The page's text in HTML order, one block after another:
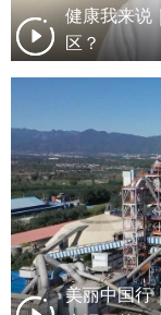
健康我来说
区？
美丽中国行